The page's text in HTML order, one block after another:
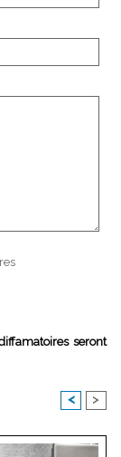
seront
< >